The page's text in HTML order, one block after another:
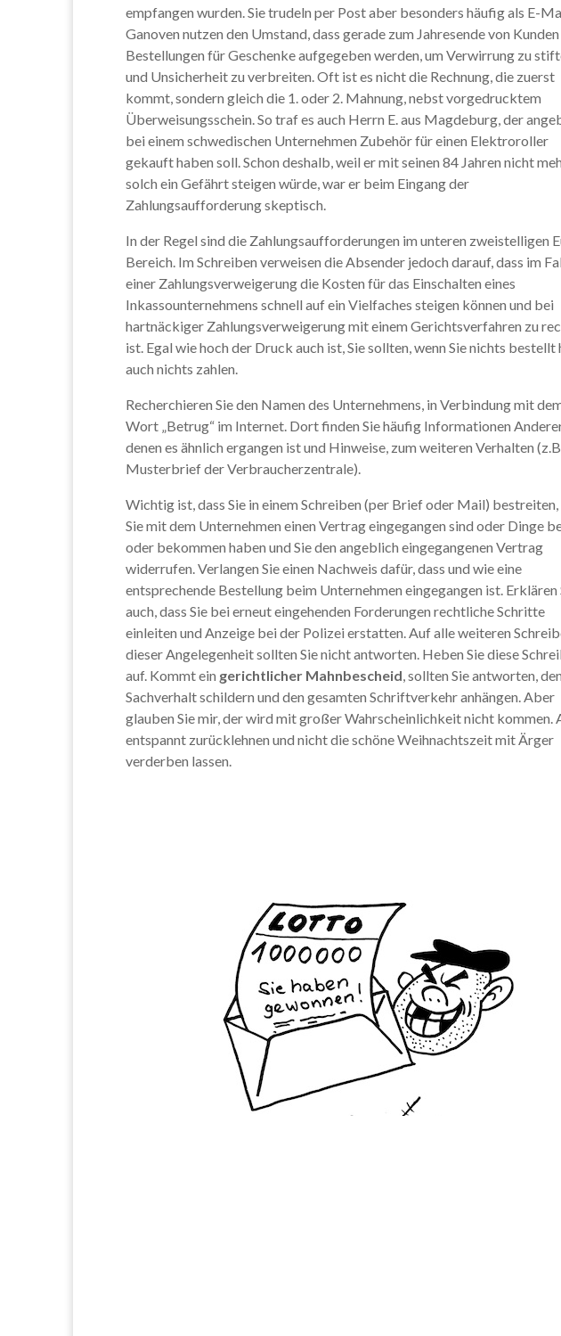
empfangen wurden. Sie trudeln per Post aber besonders häufig als E-
Ganoven nutzen den Umstand, dass gerade zum Jahresende von
Bestellungen für Geschenke aufgegeben werden, um Verwirrung zu
und Unsicherheit zu verbreiten. Oft ist es nicht die Rechnung, die zuerst
kommt, sondern gleich die 1. oder 2. Mahnung, nebst vorgedrucktem
Überweisungsschein. So traf es auch Herrn E. aus Magdeburg, der
bei einem schwedischen Unternehmen Zubehör für einen Elektroroller
gekauft haben soll. Schon deshalb, weil er mit seinen 84 Jahren nicht
solch ein Gefährt steigen würde, war er beim Eingang der
Zahlungsaufforderung skeptisch.
In der Regel sind die Zahlungsaufforderungen im unteren zweistelligen
Bereich. Im Schreiben verweisen die Absender jedoch darauf, dass im
einer Zahlungsverweigerung die Kosten für das Einschalten eines
Inkassounternehmens schnell auf ein Vielfaches steigen können und bei
hartnäckiger Zahlungsverweigerung mit einem Gerichtsverfahren zu
ist. Egal wie hoch der Druck auch ist, Sie sollten, wenn Sie nichts bestellt
auch nichts zahlen.
Recherchieren Sie den Namen des Unternehmens, in Verbindung mit
Wort „Betrug“ im Internet. Dort finden Sie häufig Informationen
denen es ähnlich ergangen ist und Hinweise, zum weiteren Verhalten
Musterbrief der Verbraucherzentrale).
Wichtig ist, dass Sie in einem Schreiben (per Brief oder Mail) bestreiten,
Sie mit dem Unternehmen einen Vertrag eingegangen sind oder Dinge
oder bekommen haben und Sie den angeblich eingegangenen Vertrag
widerrufen. Verlangen Sie einen Nachweis dafür, dass und wie eine
entsprechende Bestellung beim Unternehmen eingegangen ist. Erklären
auch, dass Sie bei erneut eingehenden Forderungen rechtliche Schritte
einleiten und Anzeige bei der Polizei erstatten. Auf alle weiteren
dieser Angelegenheit sollten Sie nicht antworten. Heben Sie diese
auf. Kommt ein gerichtlicher Mahnbescheid, sollten Sie antworten, den
Sachverhalt schildern und den gesamten Schriftverkehr anhängen. Aber
glauben Sie mir, der wird mit großer Wahrscheinlichkeit nicht kommen.
entspannt zurücklehnen und nicht die schöne Weihnachtszeit mit Ärger
verderben lassen.